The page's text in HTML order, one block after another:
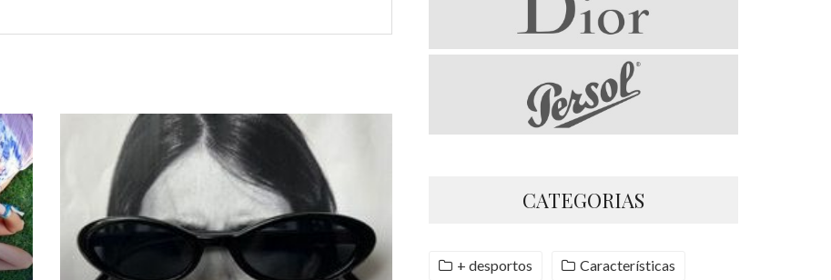
CATEGORIAS
+ desportos Características